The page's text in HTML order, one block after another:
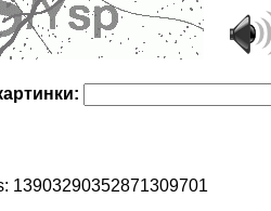
13903290352871309701